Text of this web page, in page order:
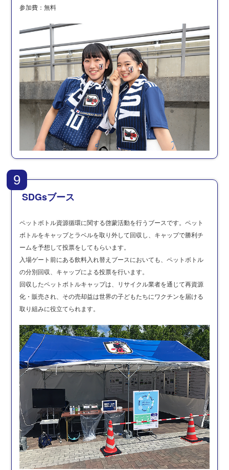
参加費：無料
9
SDGsブース
ペットボトル資源循環に関する啓蒙活動を行うブースです。ペット
ボトルをキャップとラベルを取り外して回収し、キャップで勝利チ
ームを予想して投票をしてもらいます。
入場ゲート前にある飲料入れ替えブースにおいても、ペットボトル
の分別回収、キャップによる投票を行います。
回収したペットボトルキャップは、リサイクル業者を通じて再資源
化・販売され、その売却益は世界の子どもたちにワクチンを届ける
取り組みに役立てられます。